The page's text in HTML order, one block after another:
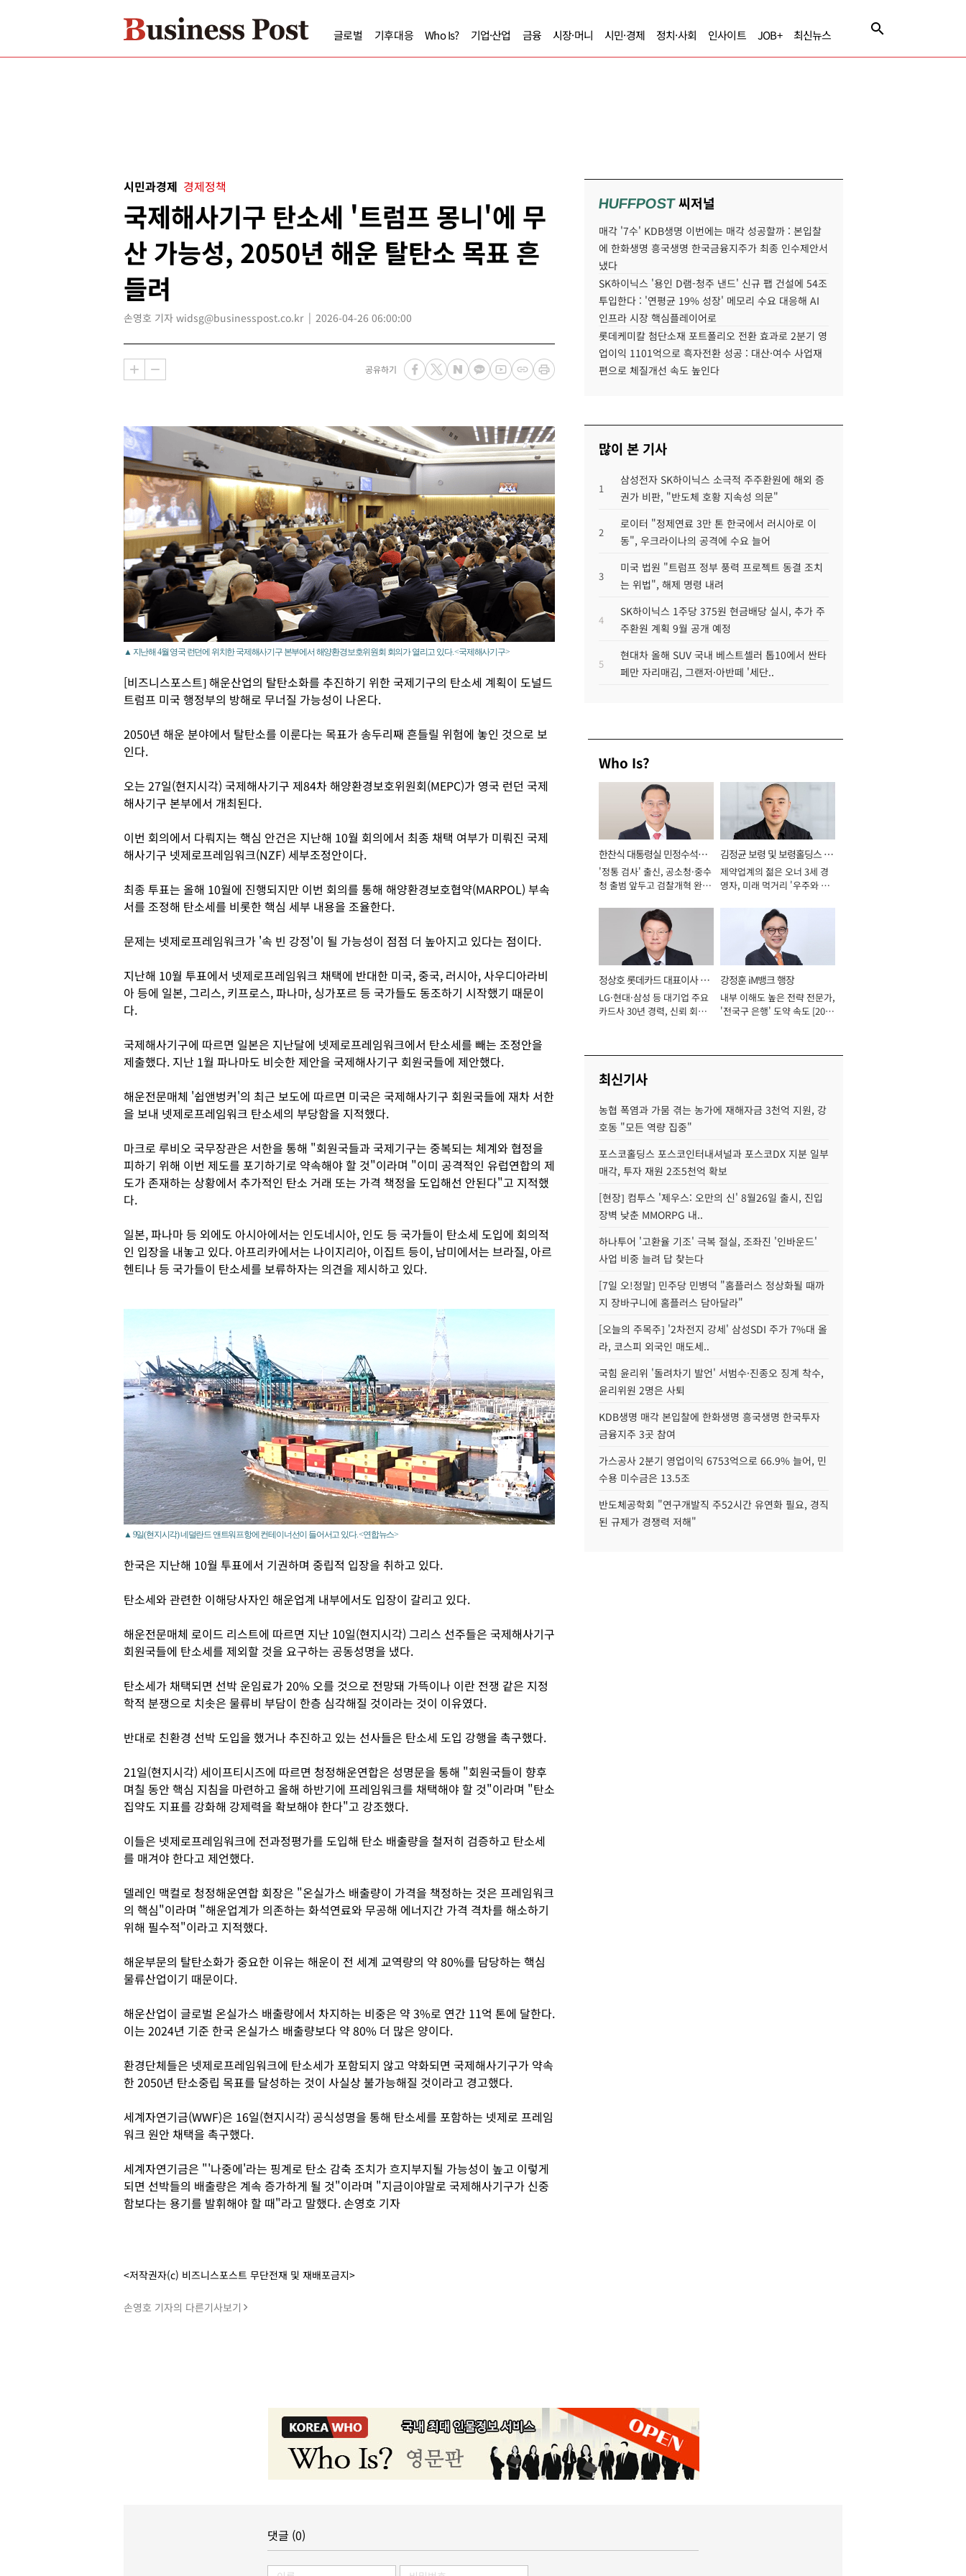
글로벌 기후대응 Who Is? 기업·산업 금융 시장·머니 시민·경제 정치·사회 인사이트 JOB+ 최신뉴스
시민과경제 경제정책
국제해사기구 탄소세 '트럼프 몽니'에 무
산 가능성, 2050년 해운 탈탄소 목표 흔
들려
손영호 기자 widsg@businesspost.co.kr 2026-04-26 06:00:00
공유하기
▲ 지난해 4월 영국 런던에 위치한 국제해사기구 본부에서 해양환경보호위원회 회의가 열리고 있다. <국제해사기구>
[비즈니스포스트] 해운산업의 탈탄소화를 추진하기 위한 국제기구의 탄소세 계획이 도널드
트럼프 미국 행정부의 방해로 무너질 가능성이 나온다.
2050년 해운 분야에서 탈탄소를 이룬다는 목표가 송두리째 흔들릴 위험에 놓인 것으로 보
인다.
오는 27일(현지시각) 국제해사기구 제84차 해양환경보호위원회(MEPC)가 영국 런던 국제
해사기구 본부에서 개최된다.
이번 회의에서 다뤄지는 핵심 안건은 지난해 10월 회의에서 최종 채택 여부가 미뤄진 국제
해사기구 넷제로프레임워크(NZF) 세부조정안이다.
최종 투표는 올해 10월에 진행되지만 이번 회의를 통해 해양환경보호협약(MARPOL) 부속
서를 조정해 탄소세를 비롯한 핵심 세부 내용을 조율한다.
문제는 넷제로프레임워크가 '속 빈 강정'이 될 가능성이 점점 더 높아지고 있다는 점이다.
지난해 10월 투표에서 넷제로프레임워크 채택에 반대한 미국, 중국, 러시아, 사우디아라비
아 등에 일본, 그리스, 키프로스, 파나마, 싱가포르 등 국가들도 동조하기 시작했기 때문이
다.
국제해사기구에 따르면 일본은 지난달에 넷제로프레임워크에서 탄소세를 빼는 조정안을
제출했다. 지난 1월 파나마도 비슷한 제안을 국제해사기구 회원국들에 제안했다.
해운전문매체 '쉽앤벙커'의 최근 보도에 따르면 미국은 국제해사기구 회원국들에 재차 서한
을 보내 넷제로프레임워크 탄소세의 부당함을 지적했다.
마크로 루비오 국무장관은 서한을 통해 "회원국들과 국제기구는 중복되는 체계와 협정을
피하기 위해 이번 제도를 포기하기로 약속해야 할 것"이라며 "이미 공격적인 유럽연합의 제
도가 존재하는 상황에서 추가적인 탄소 거래 또는 가격 책정을 도입해선 안된다"고 지적했
다.
일본, 파나마 등 외에도 아시아에서는 인도네시아, 인도 등 국가들이 탄소세 도입에 회의적
인 입장을 내놓고 있다. 아프리카에서는 나이지리아, 이집트 등이, 남미에서는 브라질, 아르
헨티나 등 국가들이 탄소세를 보류하자는 의견을 제시하고 있다.
▲ 9일(현지시각) 네덜란드 앤트워프항에 컨테이너선이 들어서고 있다. <연합뉴스>
한국은 지난해 10월 투표에서 기권하며 중립적 입장을 취하고 있다.
탄소세와 관련한 이해당사자인 해운업계 내부에서도 입장이 갈리고 있다.
해운전문매체 로이드 리스트에 따르면 지난 10일(현지시각) 그리스 선주들은 국제해사기구
회원국들에 탄소세를 제외할 것을 요구하는 공동성명을 냈다.
탄소세가 채택되면 선박 운임료가 20% 오를 것으로 전망돼 가뜩이나 이란 전쟁 같은 지정
학적 분쟁으로 치솟은 물류비 부담이 한층 심각해질 것이라는 것이 이유였다.
반대로 친환경 선박 도입을 했거나 추진하고 있는 선사들은 탄소세 도입 강행을 촉구했다.
21일(현지시각) 세이프티시즈에 따르면 청정해운연합은 성명문을 통해 "회원국들이 향후
며칠 동안 핵심 지침을 마련하고 올해 하반기에 프레임워크를 채택해야 할 것"이라며 "탄소
집약도 지표를 강화해 강제력을 확보해야 한다"고 강조했다.
이들은 넷제로프레임워크에 전과정평가를 도입해 탄소 배출량을 철저히 검증하고 탄소세
를 매겨야 한다고 제언했다.
델레인 맥컬로 청정해운연합 회장은 "온실가스 배출량이 가격을 책정하는 것은 프레임워크
의 핵심"이라며 "해운업계가 의존하는 화석연료와 무공해 에너지간 가격 격차를 해소하기
위해 필수적"이라고 지적했다.
해운부문의 탈탄소화가 중요한 이유는 해운이 전 세계 교역량의 약 80%를 담당하는 핵심
물류산업이기 때문이다.
해운산업이 글로벌 온실가스 배출량에서 차지하는 비중은 약 3%로 연간 11억 톤에 달한다.
이는 2024년 기준 한국 온실가스 배출량보다 약 80% 더 많은 양이다.
환경단체들은 넷제로프레임워크에 탄소세가 포함되지 않고 약화되면 국제해사기구가 약속
한 2050년 탄소중립 목표를 달성하는 것이 사실상 불가능해질 것이라고 경고했다.
세계자연기금(WWF)은 16일(현지시각) 공식성명을 통해 탄소세를 포함하는 넷제로 프레임
워크 원안 채택을 촉구했다.
세계자연기금은 "'나중에'라는 핑계로 탄소 감축 조치가 흐지부지될 가능성이 높고 이렇게
되면 선박들의 배출량은 계속 증가하게 될 것"이라며 "지금이야말로 국제해사기구가 신중
함보다는 용기를 발휘해야 할 때"라고 말했다. 손영호 기자
<저작권자(c) 비즈니스포스트 무단전재 및 재배포금지>
손영호 기자의 다른기사보기
HUFFPOST씨저널
매각 '7수' KDB생명 이번에는 매각 성공할까 : 본입찰
에 한화생명 흥국생명 한국금융지주가 최종 인수제안서
냈다
SK하이닉스 '용인 D램-청주 낸드' 신규 팹 건설에 54조
투입한다 : '연평균 19% 성장' 메모리 수요 대응해 AI
인프라 시장 핵심플레이어로
롯데케미칼 첨단소재 포트폴리오 전환 효과로 2분기 영
업이익 1101억으로 흑자전환 성공 : 대산·여수 사업재
편으로 체질개선 속도 높인다
많이 본 기사
1
삼성전자 SK하이닉스 소극적 주주환원에 해외 증
권가 비판, "반도체 호황 지속성 의문"
2
로이터 "정제연료 3만 톤 한국에서 러시아로 이
동", 우크라이나의 공격에 수요 늘어
3
미국 법원 "트럼프 정부 풍력 프로젝트 동결 조치
는 위법", 해제 명령 내려
4
SK하이닉스 1주당 375원 현금배당 실시, 추가 주
주환원 계획 9월 공개 예정
5
현대차 올해 SUV 국내 베스트셀러 톱10에서 싼타
페만 자리매김, 그랜저·아반떼 '세단..
Who Is?
한찬식 대통령실 민정수석비
서관
'정통 검사' 출신, 공소청·중수
청 출범 앞두고 검찰개혁 완수
김정균 보령 및 보령홀딩스 대
표이사 사장
제약업계의 젊은 오너 3세 경
영자, 미래 먹거리 '우주와 헬
정상호 롯데카드 대표이사 사
장
LG·현대·삼성 등 대기업 주요
카드사 30년 경력, 신뢰 회복
강정훈 iM뱅크 행장
내부 이해도 높은 전략 전문가,
'전국구 은행' 도약 속도 [2026
최신기사
농협 폭염과 가뭄 겪는 농가에 재해자금 3천억 지원, 강
호동 "모든 역량 집중"
포스코홀딩스 포스코인터내셔널과 포스코DX 지분 일부
매각, 투자 재원 2조5천억 확보
[현장] 컴투스 '제우스: 오만의 신' 8월26일 출시, 진입
장벽 낮춘 MMORPG 내..
하나투어 '고환율 기조' 극복 절실, 조좌진 '인바운드'
사업 비중 늘려 답 찾는다
[7일 오!정말] 민주당 민병덕 "홈플러스 정상화될 때까
지 장바구니에 홈플러스 담아달라"
[오늘의 주목주] '2차전지 강세' 삼성SDI 주가 7%대 올
라, 코스피 외국인 매도세..
국힘 윤리위 '돌려차기 발언' 서범수·진종오 징계 착수,
윤리위원 2명은 사퇴
KDB생명 매각 본입찰에 한화생명 흥국생명 한국투자
금융지주 3곳 참여
가스공사 2분기 영업이익 6753억으로 66.9% 늘어, 민
수용 미수금은 13.5조
반도체공학회 "연구개발직 주52시간 유연화 필요, 경직
된 규제가 경쟁력 저해"
댓글 (0)